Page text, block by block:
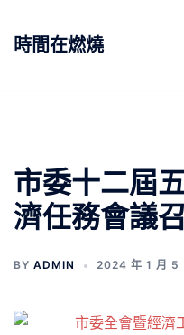
時間在燃燒
市委十二屆
濟任務會議
BY ADMIN 2024 年 1 月 5